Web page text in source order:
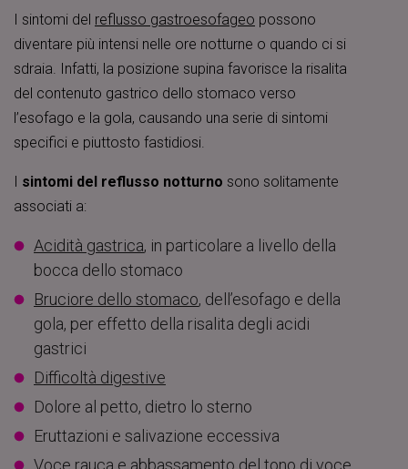
I sintomi del reflusso gastroesofageo possono
diventare più intensi nelle ore notturne o quando ci si
sdraia. Infatti, la posizione supina favorisce la risalita
del contenuto gastrico dello stomaco verso
l’esofago e la gola, causando una serie di sintomi
specifici e piuttosto fastidiosi.
sintomi del reflusso notturno sono solitamente
associati a:
Acidità gastrica, in particolare a livello della
bocca dello stomaco
Bruciore dello stomaco, dell’esofago e della
gola, per effetto della risalita degli acidi
gastrici
Difficoltà digestive
Dolore al petto, dietro lo sterno
Eruttazioni e salivazione eccessiva
Voce rauca e abbassamento del tono di voce